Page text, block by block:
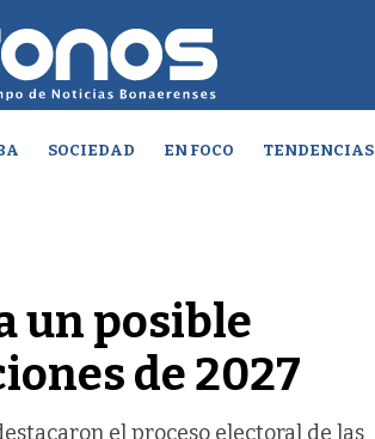
SOCIEDAD EN FOCO TENDENCIAS
un posible
de 2027
el proceso electoral de las